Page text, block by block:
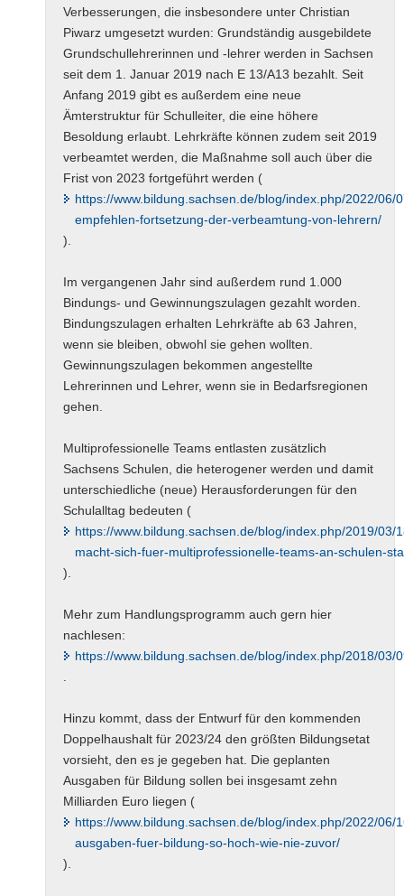
Verbesserungen, die insbesondere unter Christian
Piwarz umgesetzt wurden: Grundständig ausgebildete
Grundschullehrerinnen und -lehrer werden in Sachsen
seit dem 1. Januar 2019 nach E 13/A13 bezahlt. Seit
Anfang 2019 gibt es außerdem eine neue
Ämterstruktur für Schulleiter, die eine höhere
Besoldung erlaubt. Lehrkräfte können zudem seit 2019
verbeamtet werden, die Maßnahme soll auch über die
Frist von 2023 fortgeführt werden (
https://www.bildung.sachsen.de/blog/index.php/2022/06/
empfehlen-fortsetzung-der-verbeamtung-von-lehrern/
).
Im vergangenen Jahr sind außerdem rund 1.000
Bindungs- und Gewinnungszulagen gezahlt worden.
Bindungszulagen erhalten Lehrkräfte ab 63 Jahren,
wenn sie bleiben, obwohl sie gehen wollten.
Gewinnungszulagen bekommen angestellte
Lehrerinnen und Lehrer, wenn sie in Bedarfsregionen
gehen.
Multiprofessionelle Teams entlasten zusätzlich
Sachsens Schulen, die heterogener werden und damit
unterschiedliche (neue) Herausforderungen für den
Schulalltag bedeuten (
https://www.bildung.sachsen.de/blog/index.php/2019/03/
macht-sich-fuer-multiprofessionelle-teams-an-schulen-
).
Mehr zum Handlungsprogramm auch gern hier
nachlesen:
https://www.bildung.sachsen.de/blog/index.php/2018/03/
Hinzu kommt, dass der Entwurf für den kommenden
Doppelhaushalt für 2023/24 den größten Bildungsetat
vorsieht, den es je gegeben hat. Die geplanten
Ausgaben für Bildung sollen bei insgesamt zehn
Milliarden Euro liegen (
https://www.bildung.sachsen.de/blog/index.php/2022/06/
ausgaben-fuer-bildung-so-hoch-wie-nie-zuvor/
).